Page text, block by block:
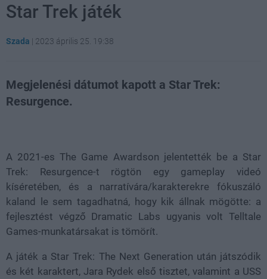
Star Trek játék
Szada | 2023 április 25. 19:38
Megjelenési dátumot kapott a Star Trek:
Resurgence.
A 2021-es The Game Awardson jelentették be a Star
Trek: Resurgence-t rögtön egy gameplay videó
kíséretében, és a narratívára/karakterekre fókuszáló
kaland le sem tagadhatná, hogy kik állnak mögötte: a
fejlesztést végző Dramatic Labs ugyanis volt Telltale
Games-munkatársakat is tömörít.
A játék a Star Trek: The Next Generation után játszódik
és két karaktert, Jara Rydek első tisztet, valamint a USS